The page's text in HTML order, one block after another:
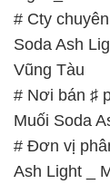
# Cty
Soda Ash
Vũng Tàu
# Nơi bán ♯
Muối Soda
# Đơn vị
Ash Light _